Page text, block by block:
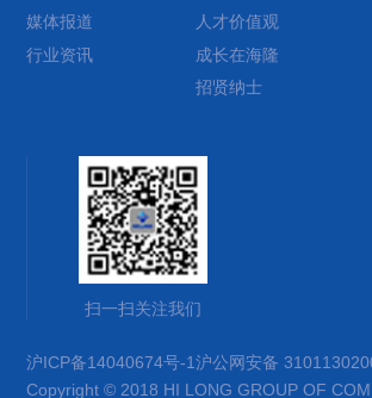
媒体报道
行业资讯
人才价值观
成长在海隆
招贤纳士
扫一扫关注我们
沪ICP备14040674号-1沪公网安备
Copyright © 2018 HI LONG GROUP OF